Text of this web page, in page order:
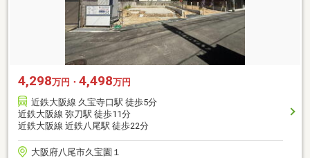
4,298万円・ 4,498万円
近鉄大阪線 久宝寺口駅 徒歩5分
近鉄大阪線 弥刀駅 徒歩11分
近鉄大阪線 近鉄八尾駅 徒歩22分
大阪府八尾市久宝園１